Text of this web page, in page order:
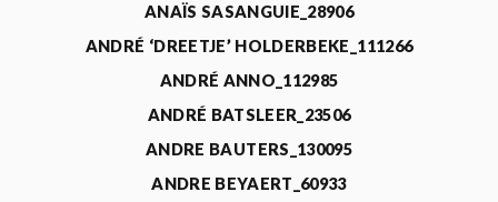
ANAÏS SASANGUIE_28906
ANDRÉ ‘DREETJE’ HOLDERBEKE_111266
ANDRÉ ANNO_112985
ANDRÉ BATSLEER_23506
ANDRE BAUTERS_130095
ANDRE BEYAERT_60933